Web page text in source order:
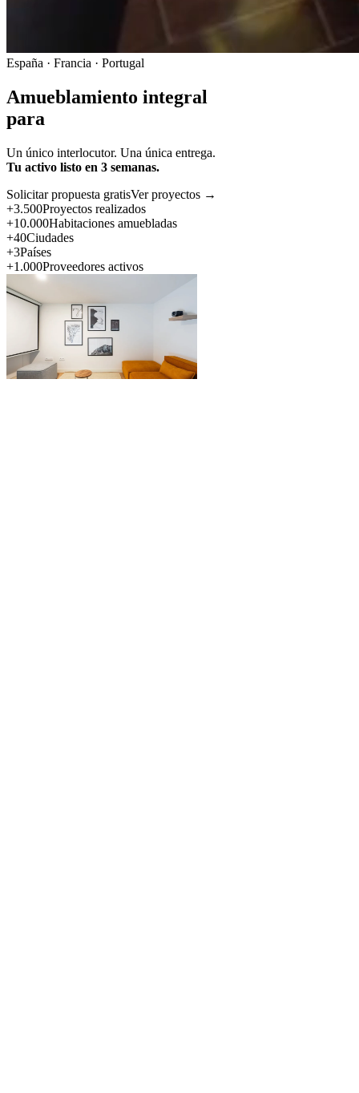
España · Francia · Portugal
Amueblamiento integral
para
Un único interlocutor. Una única entrega.
Tu activo listo en 3 semanas.
Solicitar propuesta gratisVer proyectos →
+3.500Proyectos realizados
+10.000Habitaciones amuebladas
+40Ciudades
+3Países
+1.000Proveedores activos